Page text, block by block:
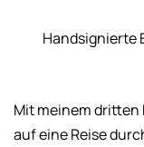
Handsignierte
Mit meinem dritten
auf eine Reise